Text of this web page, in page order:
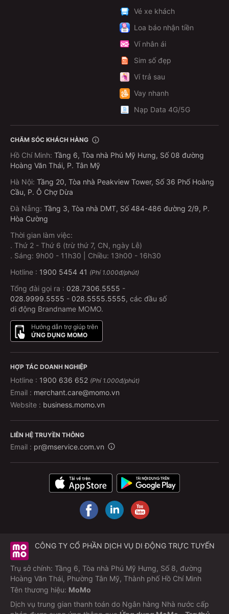
Vé xe khách
Loa báo nhận tiền
Ví nhân ái
Sim số đẹp
Ví trả sau
Vay nhanh
Nạp Data 4G/5G
CHĂM SÓC KHÁCH HÀNG
Hồ Chí Minh: Tầng 6, Tòa nhà Phú Mỹ Hưng, Số 08 đường
Hoàng Văn Thái, P. Tân Mỹ
Hà Nội: Tầng 20, Tòa nhà Peakview Tower, Số 36 Phố Hoàng
Cầu, P. Ô Chợ Dừa
Đà Nẵng: Tầng 3, Tòa nhà DMT, Số 484-486 đường 2/9, P.
Hòa Cường
Thời gian làm việc:
. Thứ 2 - Thứ 6 (trừ thứ 7, CN, ngày Lễ)
. Sáng: 9h00 - 11h30 | Chiều: 13h00 - 16h30
Hotline : 1900 5454 41 (Phí 1.000đ/phút)
Tổng đài gọi ra : 028.7306.5555 -
028.9999.5555 - 028.5555.5555, các đầu số
di động Brandname MOMO.
Hướng dẫn trợ giúp trên
ỨNG DỤNG MOMO
HỢP TÁC DOANH NGHIỆP
Hotline : 1900 636 652 (Phí 1.000đ/phút)
Email : merchant.care@momo.vn
Website : business.momo.vn
LIÊN HỆ TRUYỀN THÔNG
Email : pr@mservice.com.vn
CÔNG TY CỔ PHẦN DỊCH VỤ DI ĐỘNG TRỰC TUYẾN
Trụ sở chính: Tầng 6, Tòa nhà Phú Mỹ Hưng, Số 8, đường
Hoàng Văn Thái, Phường Tân Mỹ, Thành phố Hồ Chí Minh
Tên thương hiệu: MoMo
Dịch vụ trung gian thanh toán do Ngân hàng Nhà nước cấp